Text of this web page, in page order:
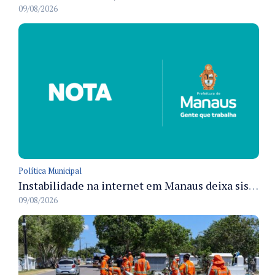
09/08/2026
Política Municipal
Instabilidade na internet em Manaus deixa sistemas de atendimento municipal temporariamente indisponíveis
09/08/2026